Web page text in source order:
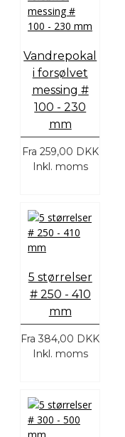
Vandrepokal
i forsølvet
messing #
100 - 230
mm
Fra 259,00 DKK
Inkl. moms
5 størrelser
# 250 - 410
mm
Fra 384,00 DKK
Inkl. moms